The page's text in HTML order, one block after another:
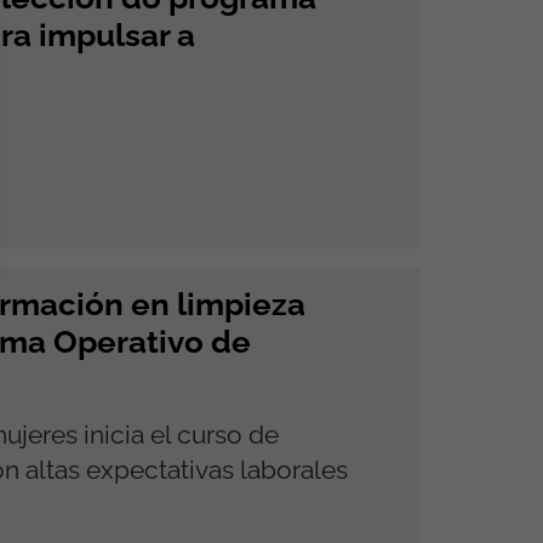
impulsar a
en limpieza
Operativo de
inicia el curso de
altas expectativas laborales